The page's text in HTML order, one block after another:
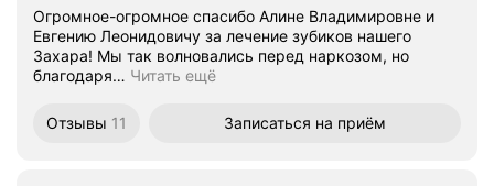
Огромное-огромное спасибо Алине Владимировне и
Евгению Леонидовичу за лечение зубиков нашего
Захара! Мы так волновались перед наркозом, но
благодаря… Читать ещё
Отзывы 11 Записаться на приём